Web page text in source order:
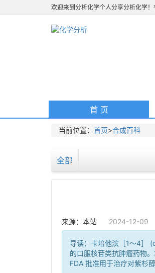
欢迎来到分析化学个人分享分析化学！
首 页(current)
当前位置： 首页>合成百科
全部
来源：本站 2024-12-09
导读：卡培他滨［1～4］
的口服核苷类抗肿瘤药物
FDA 批准用于治疗对紫杉